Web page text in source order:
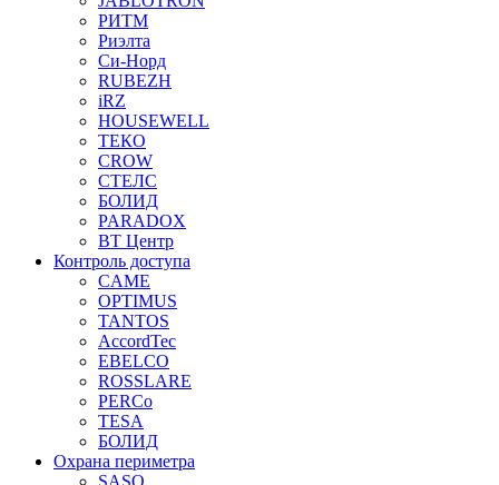
РИТМ
Риэлта
Си-Норд
RUBEZH
iRZ
HOUSEWELL
ТЕКО
CROW
СТЕЛС
БОЛИД
PARADOX
ВТ Центр
Контроль доступа
CAME
OPTIMUS
TANTOS
AccordTec
EBELCO
ROSSLARE
PERCo
TESA
БОЛИД
Охрана периметра
SASO